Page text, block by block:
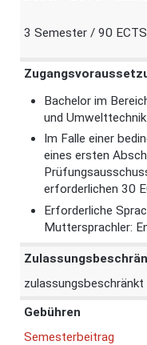
3 Semester / 90 ECTS
Bachelor im
und Umwelttechnik
Im Falle einer
eines ersten
erforderlichen 30
Erforderliche
Muttersprachler:
zulassungsbeschränkt
Gebühren
Semesterbeitrag